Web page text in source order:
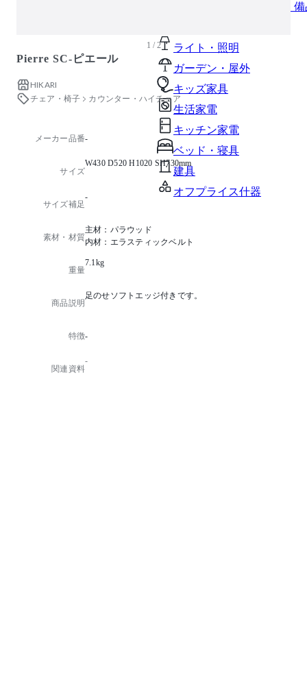
オフィスアクセサリー・
ライト・照明
ガーデン・屋外
キッズ家具
生活家電
キッチン家電
ベッド・寝具
建具
オフプライス什器
1 / 2
Pierre SC-ピエール
HIKARI
チェア・椅子
カウンター・ハイチェア
メーカー品番-
サイズ
W430 D520 H1020 SH730mm
サイズ補足
-
素材・材質
主材：パラウッド
内材：エラスティックベルト
重量
7.1kg
商品説明
足のせソフトエッジ付きです。
特徴-
関連資料
-